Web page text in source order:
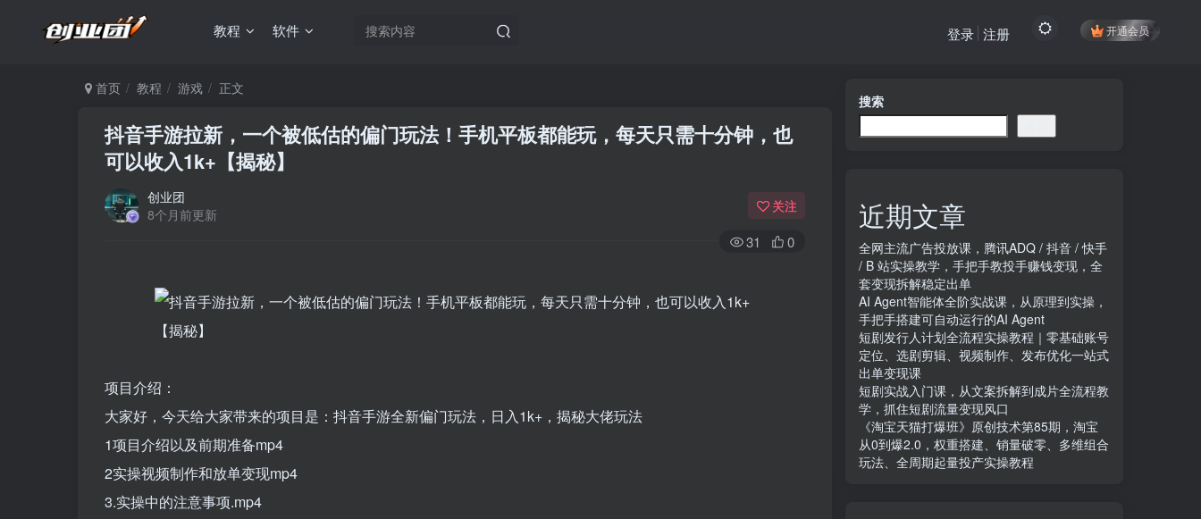
教程 软件 开通会员
登录 注册
首页 教程 游戏 正文
抖音手游拉新，一个被低估的偏门玩法！手机平板都能玩，每天只需十分钟，也
可以收入1k+【揭秘】
创业团
8个月前更新
关注
31 0
项目介绍：
大家好，今天给大家带来的项目是：抖音手游全新偏门玩法，日入1k+，揭秘大佬玩法
1项目介绍以及前期准备mp4
2实操视频制作和放单变现mp4
3.实操中的注意事项.mp4
搜索
近期文章
全网主流广告投放课，腾讯ADQ / 抖音 / 快手
/ B 站实操教学，手把手教投手赚钱变现，全
套变现拆解稳定出单
AI Agent智能体全阶实战课，从原理到实操，
手把手搭建可自动运行的AI Agent
短剧发行人计划全流程实操教程｜零基础账号
定位、选剧剪辑、视频制作、发布优化一站式
出单变现课​
短剧实战入门课，从文案拆解到成片全流程教
学，抓住短剧流量变现风口
《淘宝天猫打爆班》原创技术第85期，淘宝
从0到爆2.0，权重搭建、销量破零、多维组合
玩法、全周期起量投产实操教程